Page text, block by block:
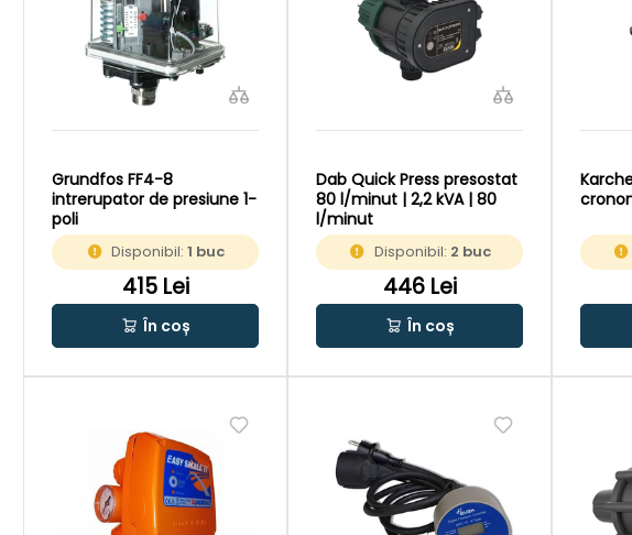
Grundfos FF4-8
intrerupator de presiune 1-
poli
Disponibil:1 buc
415 Lei
În coș
Dab Quick Press presostat
80 l/minut | 2,2 kVA | 80
l/minut
Disponibil: 2 buc
446 Lei
În coș